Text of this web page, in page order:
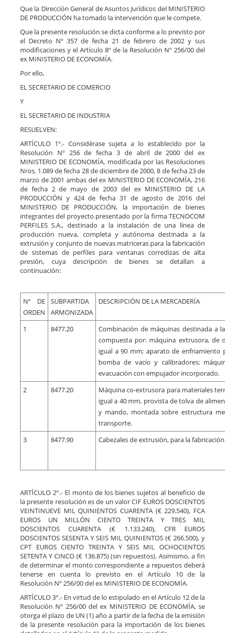
Que la Dirección General de Asuntos Jurídicos del MINISTERIO
DE PRODUCCIÓN ha tomado la intervención que le compete.
Que la presente resolución se dicta conforme a lo previsto por
el Decreto Nº 357 de fecha 21 de febrero de 2002 y sus
modificaciones y el Artículo 8º de la Resolución Nº 256/00 del
ex MINISTERIO DE ECONOMÍA.
Por ello,
EL SECRETARIO DE COMERCIO
Y
EL SECRETARIO DE INDUSTRIA
RESUELVEN:
ARTÍCULO 1º.- Considérase sujeta a lo establecido por la
Resolución Nº 256 de fecha 3 de abril de 2000 del ex
MINISTERIO DE ECONOMÍA, modificada por las Resoluciones
Nros. 1.089 de fecha 28 de diciembre de 2000, 8 de fecha 23 de
marzo de 2001 ambas del ex MINISTERIO DE ECONOMÍA, 216
de fecha 2 de mayo de 2003 del ex MINISTERIO DE LA
PRODUCCIÓN y 424 de fecha 31 de agosto de 2016 del
MINISTERIO DE PRODUCCIÓN, la importación de bienes
integrantes del proyecto presentado por la firma TECNOCOM
PERFILES S.A., destinado a la instalación de una línea de
producción nueva, completa y autónoma destinada a la
extrusión y conjunto de nuevas matriceras para la fabricación
de sistemas de perfiles para ventanas corredizas de alta
presión, cuya descripción de bienes se detallan a
continuación:
Nº DE
ORDEN
SUBPARTIDA
ARMONIZADA
DESCRIPCIÓN DE LA MERCADERÍA
1 8477.20
Combinación de máquinas destinada a
compuesta por: máquina extrusora,
igual a 90 mm; aparato de
bomba de vacío y calibradores;
evacuación con empujador incorporado.
2
8477.20
Máquina co-extrusora para materiales
igual a 40 mm, provista de tolva de
y mando, montada sobre estructura
transporte.
3
8477.90 Cabezales de extrusión, para la
ARTÍCULO 2°.- El monto de los bienes sujetos al beneficio de
la presente resolución es de un valor CIF EUROS DOSCIENTOS
VEINTINUEVE MIL QUINIENTOS CUARENTA (€ 229.540), FCA
EUROS UN MILLÓN CIENTO TREINTA Y TRES MIL
DOSCIENTOS CUARENTA (€ 1.133.240), CFR EUROS
DOSCIENTOS SESENTA Y SEIS MIL QUINIENTOS (€ 266.500), y
CPT EUROS CIENTO TREINTA Y SEIS MIL OCHOCIENTOS
SETENTA Y CINCO (€ 136.875) (sin repuestos). Asimismo, a fin
de determinar el monto correspondiente a repuestos deberá
tenerse en cuenta lo previsto en el Artículo 10 de la
Resolución Nº 256/00 del ex MINISTERIO DE ECONOMÍA.
ARTÍCULO 3°.- En virtud de lo estipulado en el Artículo 12 de la
Resolución Nº 256/00 del ex MINISTERIO DE ECONOMÍA, se
otorga el plazo de UN (1) año a partir de la fecha de la emisión
de la presente resolución para la importación de los bienes